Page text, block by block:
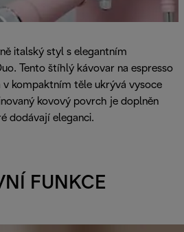
italský styl s elegantním
Tento štíhlý kávovar na espresso
v kompaktním těle ukrývá vysoce
kovový povrch je doplněn
dodávají eleganci.
FUNKCE